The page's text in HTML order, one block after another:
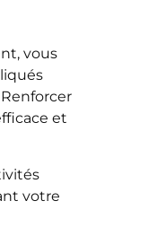
vous
et
votre